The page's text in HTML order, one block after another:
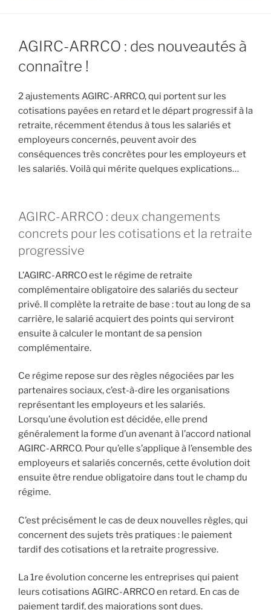
AGIRC-ARRCO : des nouveautés à
connaître !
2 ajustements AGIRC-ARRCO, qui portent sur les
cotisations payées en retard et le départ progressif à la
retraite, récemment étendus à tous les salariés et
employeurs concernés, peuvent avoir des
conséquences très concrètes pour les employeurs et
les salariés. Voilà qui mérite quelques explications…
AGIRC-ARRCO : deux changements
concrets pour les cotisations et la retraite
progressive
L’AGIRC-ARRCO est le régime de retraite
complémentaire obligatoire des salariés du secteur
privé. Il complète la retraite de base : tout au long de sa
carrière, le salarié acquiert des points qui serviront
ensuite à calculer le montant de sa pension
complémentaire.
Ce régime repose sur des règles négociées par les
partenaires sociaux, c’est-à-dire les organisations
représentant les employeurs et les salariés.
Lorsqu’une évolution est décidée, elle prend
généralement la forme d’un avenant à l’accord national
AGIRC-ARRCO. Pour qu’elle s’applique à l’ensemble des
employeurs et salariés concernés, cette évolution doit
ensuite être rendue obligatoire dans tout le champ du
régime.
C’est précisément le cas de deux nouvelles règles, qui
concernent des sujets très pratiques : le paiement
tardif des cotisations et la retraite progressive.
La 1re évolution concerne les entreprises qui paient
leurs cotisations AGIRC-ARRCO en retard. En cas de
paiement tardif, des majorations sont dues.